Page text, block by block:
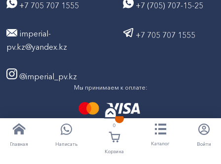
Главная Написать
0
Корзина
Каталог Войти
+7 705 707 1555 +7 (705) 707-15-25
imperial-
pv.kz@yandex.kz
+7 705 707 1555
@imperial_pv.kz
Мы принимаем к оплате:
Все права защищены © ТД "Империал" 2020- 2026